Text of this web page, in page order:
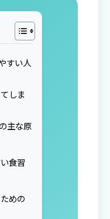
すい人
しま
主な原
食習
めの